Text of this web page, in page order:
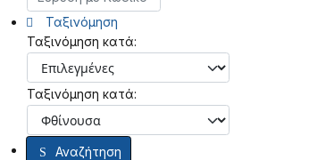
Ταξινόμηση
Ταξινόμηση κατά:
Ταξινόμηση κατά:
Αναζήτηση